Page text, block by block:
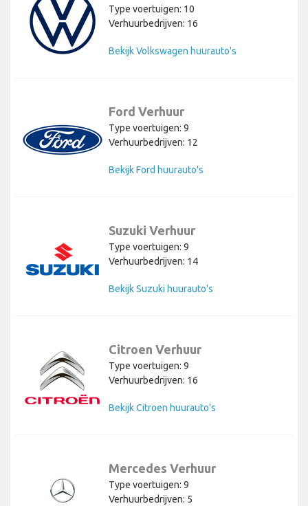
Type voertuigen: 10
Verhuurbedrijven: 16
Bekijk Volkswagen huurauto's
Ford Verhuur
Type voertuigen: 9
Verhuurbedrijven: 12
Bekijk Ford huurauto's
Suzuki Verhuur
Type voertuigen: 9
Verhuurbedrijven: 14
Bekijk Suzuki huurauto's
Citroen Verhuur
Type voertuigen: 9
Verhuurbedrijven: 16
Bekijk Citroen huurauto's
Mercedes Verhuur
Type voertuigen: 9
Verhuurbedrijven: 5